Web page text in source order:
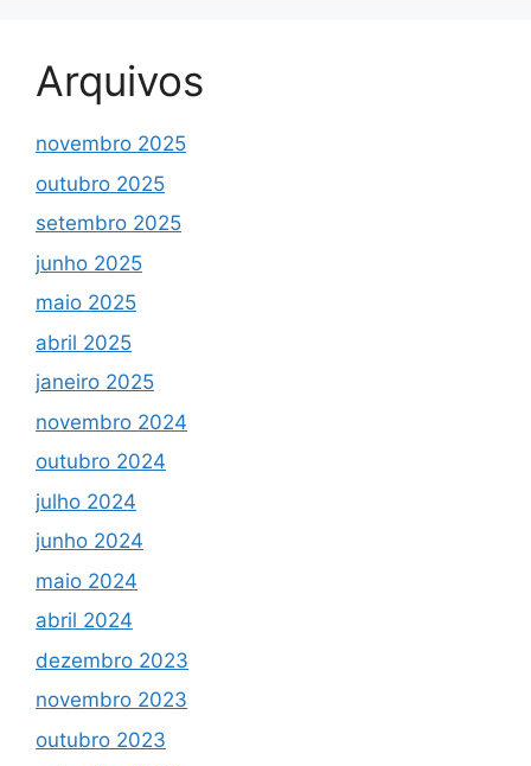
Arquivos
novembro 2025
outubro 2025
setembro 2025
junho 2025
maio 2025
abril 2025
janeiro 2025
novembro 2024
outubro 2024
julho 2024
junho 2024
maio 2024
abril 2024
dezembro 2023
novembro 2023
outubro 2023